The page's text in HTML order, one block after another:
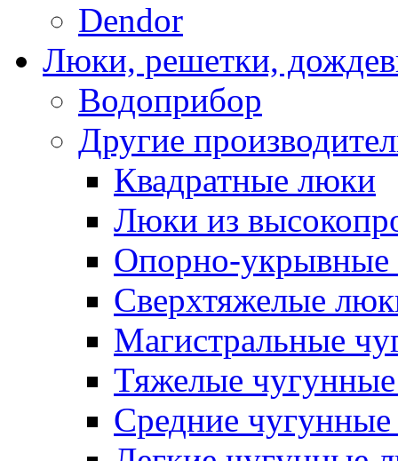
Dendor
Люки, решетки,
Водоприбор
Другие
Квадратные люки
Люки из
Опорно-укрывные
Сверхтяжелые
Магистральные
Тяжелые
Средние